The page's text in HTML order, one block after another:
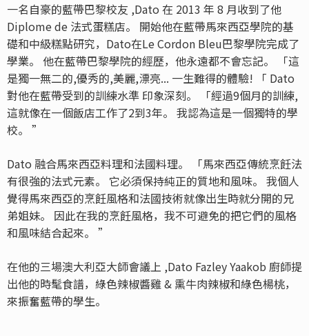
一名自豪的藍帶巴黎校友 ,Dato 在 2013 年 8 月收到了他
Diplome de 法式蛋糕店。 開始他在藍帶馬來西亞學院的基
礎和中級糕點研究，Dato在Le Cordon Bleu巴黎學院完成了
學業。 他在藍帶巴黎學院的經歷，他永遠都不會忘記。 「這
是獨一無二的,優秀的,美麗,漂亮... 一生難得的體驗! 「 Dato
對他在藍帶受到的訓練水準 印象深刻。 「經過9個月的訓練,
這就像在一個飯店工作了2到3年。 我認為這是一個獨特的學
校。 ”
Dato 融合馬來西亞料理和法國料理。 「馬來西亞傳統烹飪法
有很強的法式元素。 它必須保持純正的質地和風味。 我個人
覺得馬來西亞的烹飪風格和法國技術就像出生時就分開的兄
弟姐妹。 因此在我的烹飪風格，我不可避免的把它們的風格
和風味結合起來。 ”
在他的三場澳大利亞大師會議上 ,Dato Fazley Yaakob 廚師提
出他的時髦食譜，綠色辣椒醬雞 & 熏牛肉辣椒和綠色楊桃，
來振奮藍帶的學生。